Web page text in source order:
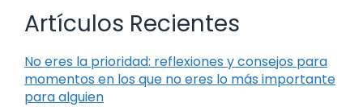
Artículos Recientes
No eres la prioridad: reflexiones y consejos para
momentos en los que no eres lo más importante
para alguien